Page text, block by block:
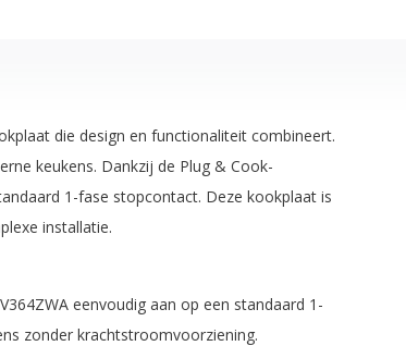
die design en functionaliteit combineert.
keukens. Dankzij de Plug & Cook-
1-fase stopcontact. Deze kookplaat is
installatie.
eenvoudig aan op een standaard 1-
zonder krachtstroomvoorziening.